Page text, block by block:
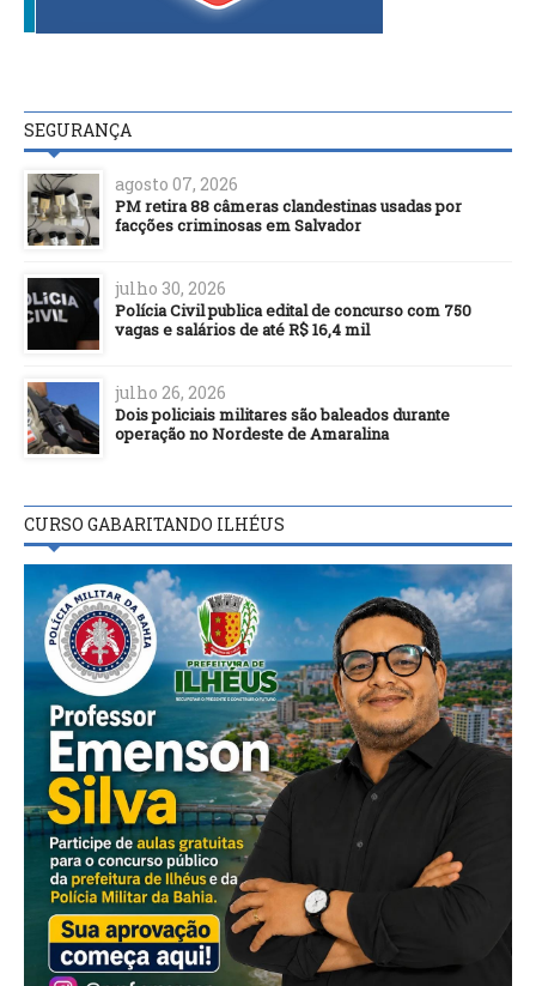
SEGURANÇA
agosto 07, 2026
PM retira 88 câmeras clandestinas usadas por
facções criminosas em Salvador
julho 30, 2026
Polícia Civil publica edital de concurso com 750
vagas e salários de até R$ 16,4 mil
julho 26, 2026
Dois policiais militares são baleados durante
operação no Nordeste de Amaralina
CURSO GABARITANDO ILHÉUS